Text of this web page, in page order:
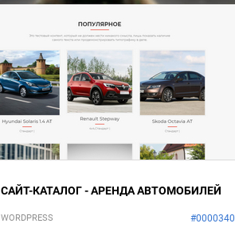
САЙТ-КАТАЛОГ - АРЕНДА АВТОМОБИЛЕЙ
WORDPRESS #0000340